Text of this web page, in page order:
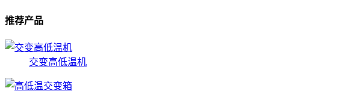
推荐产品
交变高低温机